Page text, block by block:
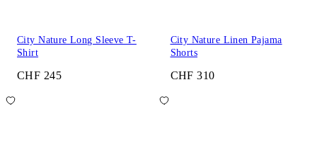
City Nature Long Sleeve T-
Shirt
CHF 245
City Nature Linen Pajama
Shorts
CHF 310